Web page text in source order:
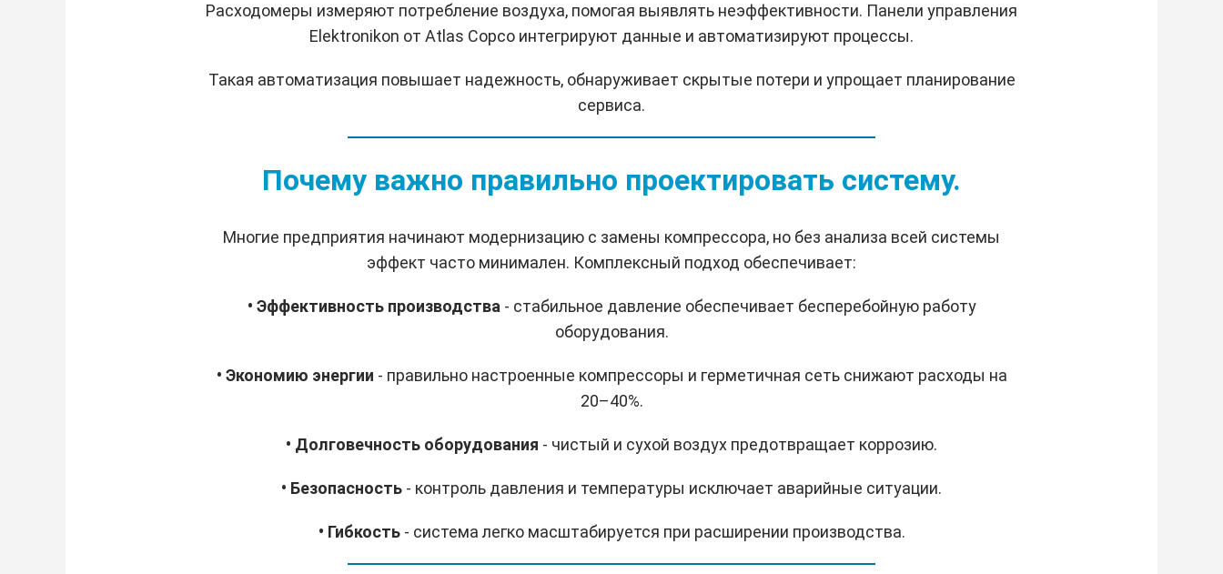
Расходомеры измеряют потребление воздуха, помогая выявлять неэффективности. Панели управления
Elektronikon от Atlas Copco интегрируют данные и автоматизируют процессы.
Такая автоматизация повышает надежность, обнаруживает скрытые потери и упрощает планирование
сервиса.
Почему важно правильно проектировать систему.
Многие предприятия начинают модернизацию с замены компрессора, но без анализа всей системы
эффект часто минимален. Комплексный подход обеспечивает:
• Эффективность производства - стабильное давление обеспечивает бесперебойную работу
оборудования.
• Экономию энергии - правильно настроенные компрессоры и герметичная сеть снижают расходы на
20–40%.
• Долговечность оборудования - чистый и сухой воздух предотвращает коррозию.
• Безопасность - контроль давления и температуры исключает аварийные ситуации.
• Гибкость - система легко масштабируется при расширении производства.